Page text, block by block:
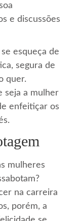
e discussões
esqueça de
segura de
quer.
seja a mulher
enfeitiçar os
mulheres
na carreira
porém, a